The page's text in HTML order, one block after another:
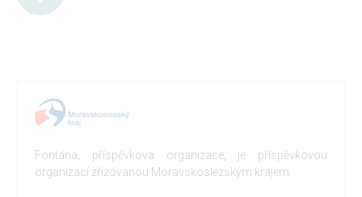
Fontána, příspěvková organizace, je příspěvkovou
organizací zřizovanou Moravskoslezským krajem.